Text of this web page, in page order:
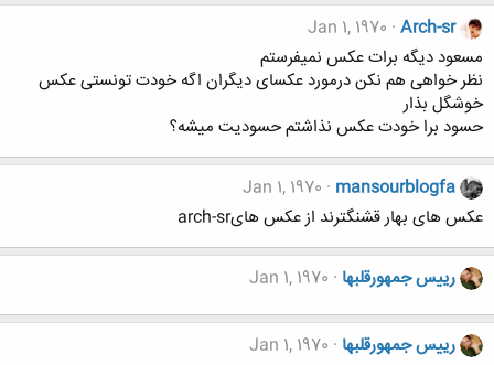
Arch-sr
Jan 1, 1970
مسعود دیگه برات عکس نمیفرستم
نظر خواهی هم نکن درمورد عکسای دیگران اگه خودت تونستی عکس
خوشگل بذار
حسود برا خودت عکس نذاشتم حسودیت میشه؟
mansourblogfa
Jan 1, 1970
عکس های بهار قشنگترند از عکس هایarch-sr
رییس جمهورقلبها Jan 1, 1970
رییس جمهورقلبها Jan 1, 1970